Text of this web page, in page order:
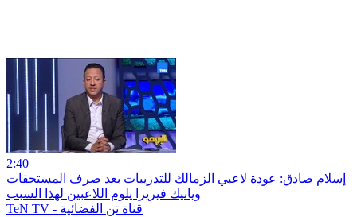
2:40
إسلام صادق: عودة لاعبي الزمالك للتدريبات بعد صرف المستحقات
ويانيك فيريرا يلوم اللاعبين لهذا السبب
TeN TV - قناة تن الفضائية